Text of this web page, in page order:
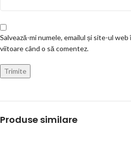
Salvează-mi numele, emailul și site-ul
viitoare când o să comentez.
Produse similare